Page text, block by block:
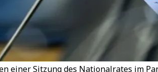
einer Sitzung des Nationalrates im